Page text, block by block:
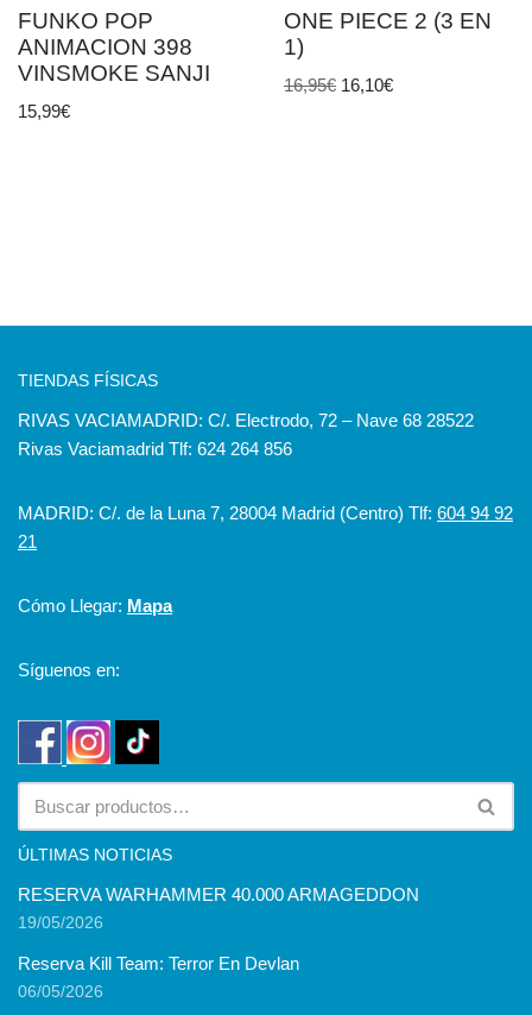
FUNKO POP
ANIMACION 398
VINSMOKE SANJI
15,99€
ONE PIECE 2 (3 EN
1)
16,95€ 16,10€
TIENDAS FÍSICAS
RIVAS VACIAMADRID: C/. Electrodo, 72 – Nave 68 28522
Rivas Vaciamadrid Tlf: 624 264 856
MADRID: C/. de la Luna 7, 28004 Madrid (Centro) Tlf: 604 94 92
21
Cómo Llegar: Mapa
Síguenos en:
ÚLTIMAS NOTICIAS
RESERVA WARHAMMER 40.000 ARMAGEDDON
19/05/2026
Reserva Kill Team: Terror En Devlan
06/05/2026